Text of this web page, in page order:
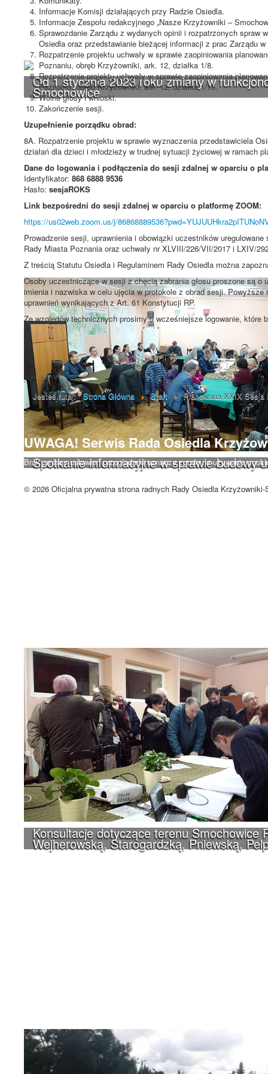
Od 1 stycznia 2023 roku zmiany w
Smochowice
Spotkanie informacyjne w sprawie budowy
Konsultacje dotyczące terenu Smochowice
Wejherowską, Starogardzką, Pniewską,
Informacje Komisji działających przy Radzie Osiedla.
Informacje Zespołu redakcyjnego „Nasze Krzyżowniki –
Sprawozdanie Zarządu z wydanych opinii i rozpatrzonych spraw
Osiedla oraz przedstawianie bieżącej informacji z prac Zarządu
Rozpatrzenie projektu uchwały w sprawie zaopiniowania
Poznaniu, obręb Krzyżowniki, ark. 12, działka 1/8.
Rozpatrzenie projektu uchwały w sprawie zaopiniowania
Poznaniu, obręb Krzyżowniki, ark. 12, działka 1/15.
Wolne głosy i wnioski.
Zakończenie sesji.
Uzupełnienie porządku obrad:
8A. Rozpatrzenie projektu w sprawie wyznaczenia przedstawiciela
działań dla dzieci i młodzieży w trudnej sytuacji życiowej w ramach
Dane do logowania i podłączenia do sesji zdalnej w oparciu o
Identyfikator: 868 6888 9536
Hasło: sesjaROKS
Link bezpośredni do sesji zdalnej w oparciu o platformę ZOOM:
https://us02web.zoom.us/j/
Prowadzenie sesji, uprawnienia i obowiązki uczestników
Rady Miasta Poznania oraz uchwały nr XLVIII/226/VII/2017 i LXIV/
Z treścią Statutu Osiedla i Regulaminem Rady Osiedla można
Osoby uczestniczące w sesji z chęcią zabrania głosu proszone są o
imienia i nazwiska w celu ujęcia w protokole z obrad sesji.
uprawnień wynikających z Art. 61 Konstytucji RP.
Ze wzgledów technicznych prosimy o wcześniejsze logowanie, które
Poprzedni artykuł
Jesteś tutaj: Strona Główna Start Planowana XXIX
UWAGA! Serwis Rada Osiedla
Brak zmiany ustawień przeglądarki oznacza zgodę na używanie
© 2026 Oficjalna prywatna strona radnych Rady Osiedla Krzyżowniki-